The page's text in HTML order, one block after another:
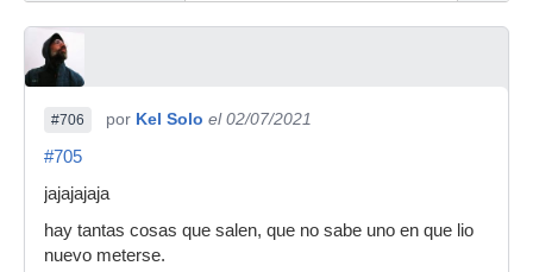
#706 por Kel Solo el 02/07/2021
#705
jajajajaja
hay tantas cosas que salen, que no sabe uno en que lio
nuevo meterse.